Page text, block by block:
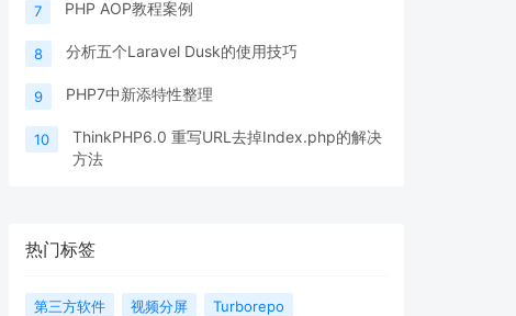
7 PHP AOP教程案例
8 分析五个Laravel Dusk的使用技巧
9 PHP7中新添特性整理
10
ThinkPHP6.0 重写URL去掉Index.php的解决
方法
热门标签
第三方软件 视频分屏
Turborepo